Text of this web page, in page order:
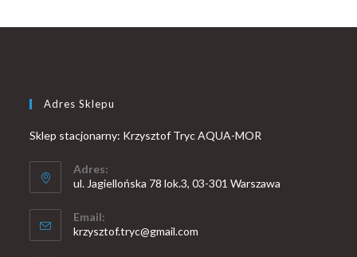
Adres Sklepu
Sklep stacjonarny: Krzysztof Tryc AQUA-MOR
Adres:
ul. Jagiellońska 78 lok.3, 03-301 Warszawa
Email:
krzysztof.tryc@gmail.com